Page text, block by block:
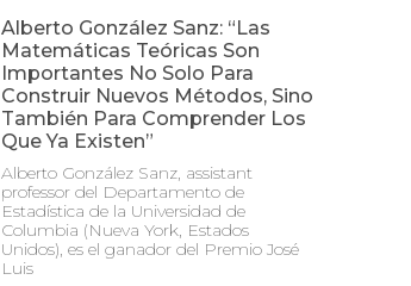
Alberto González Sanz: “Las
Matemáticas Teóricas Son
Importantes No Solo Para
Construir Nuevos Métodos, Sino
También Para Comprender Los
Que Ya Existen”
Alberto González Sanz, assistant
professor del Departamento de
Estadística de la Universidad de
Columbia (Nueva York, Estados
Unidos), es el ganador del Premio José
Luis